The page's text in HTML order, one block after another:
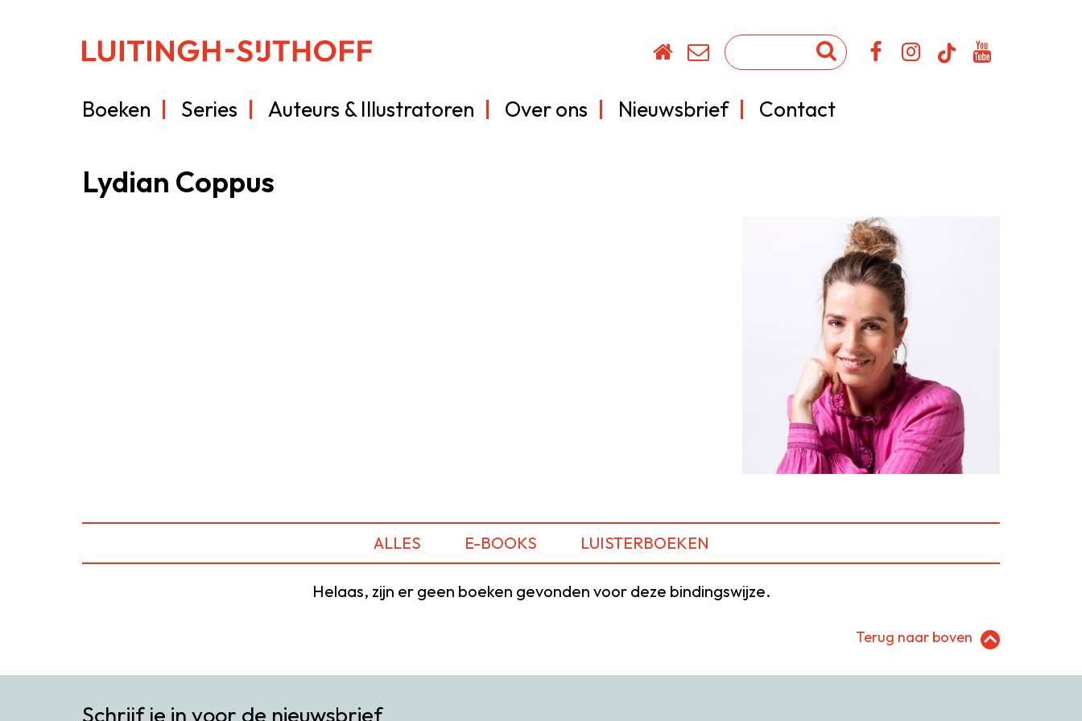
Boeken Series Auteurs & Illustratoren Over ons Nieuwsbrief Contact
Lydian Coppus
ALLES E-BOOKS LUISTERBOEKEN
Helaas, zijn er geen boeken gevonden voor deze bindingswijze.
Terug naar boven
Schrijf je in voor de nieuwsbrief